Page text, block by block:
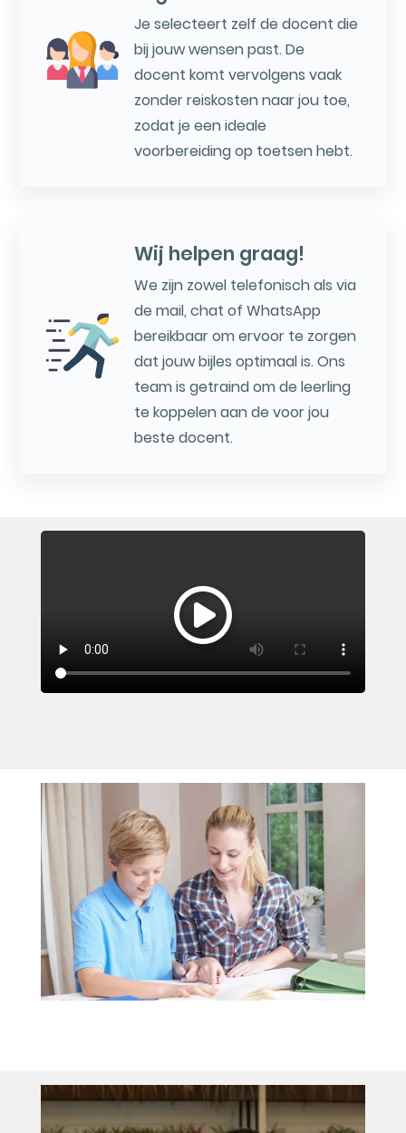
Je selecteert zelf de docent die
bij jouw wensen past. De
docent komt vervolgens vaak
zonder reiskosten naar jou toe,
zodat je een ideale
voorbereiding op toetsen hebt.
Wij helpen graag!
We zijn zowel telefonisch als via
de mail, chat of WhatsApp
bereikbaar om ervoor te zorgen
dat jouw bijles optimaal is. Ons
team is getraind om de leerling
te koppelen aan de voor jou
beste docent.